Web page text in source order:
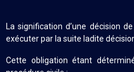
La signification d’une décision
exécuter par la suite ladite
Cette obligation étant